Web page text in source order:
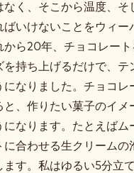
なく、そこから温度、そ
いけないことをウィー
から20年、チョコレー
を持ち上げるだけで、テ
なりました。チョコレ
、作りたい菓子のイメ
になります。たとえばム
に合わせる生クリームの
す。私はゆるい5分立て